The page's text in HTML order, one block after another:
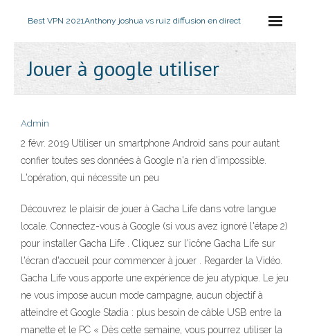
Best VPN 2021Anthony joshua vs ruiz diffusion en direct
Jouer à google utiliser
Admin
2 févr. 2019 Utiliser un smartphone Android sans pour autant
confier toutes ses données à Google n'a rien d'impossible.
L'opération, qui nécessite un peu
Découvrez le plaisir de jouer à Gacha Life dans votre langue
locale. Connectez-vous à Google (si vous avez ignoré l'étape 2)
pour installer Gacha Life . Cliquez sur l'icône Gacha Life sur
l'écran d'accueil pour commencer à jouer . Regarder la Vidéo.
Gacha Life vous apporte une expérience de jeu atypique. Le jeu
ne vous impose aucun mode campagne, aucun objectif à
atteindre et Google Stadia : plus besoin de câble USB entre la
manette et le PC « Dès cette semaine, vous pourrez utiliser la